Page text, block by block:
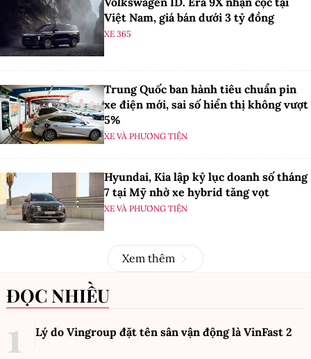
NVIDIA DRIVE tích hợp Lidar thích
ứng góc rộng 120 độ dành cho xe tự lái
Phát triển nguồn nhân lực, Ford Việt
Nam ra mắt Trung tâm đào tạo mới
Volkswagen ID. Era 9X nhận cọc tại
Việt Nam, giá bán dưới 3 tỷ đồng
Trung Quốc ban hành tiêu chuẩn pin
xe điện mới, sai số hiển thị không vượt
5%